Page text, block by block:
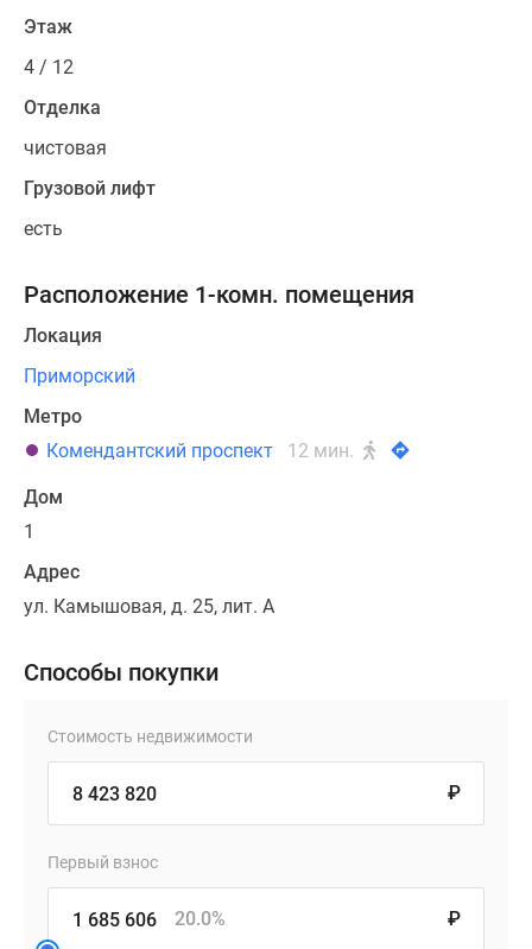
Этаж
4 / 12
Отделка
чистовая
Грузовой лифт
есть
Расположение 1-комн. помещения
Локация
Приморский
Метро
Комендантский проспект
12 мин.
Дом
1
Адрес
ул. Камышовая, д. 25, лит. А
Способы покупки
Стоимость недвижимости
₽
Первый взнос
₽
20.0%